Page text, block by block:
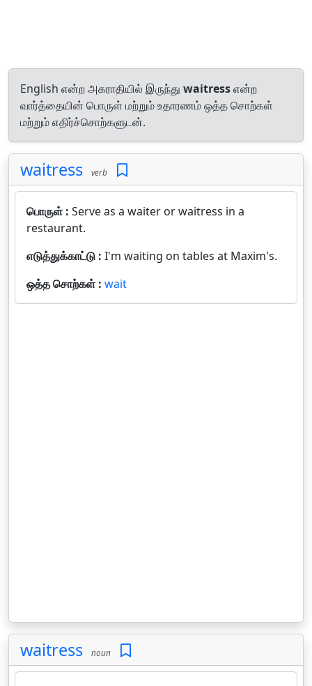
English என்ற அகராதியில் இருந்து waitressஎன்ற
வார்த்தையின் பொருள் மற்றும் உதாரணம் ஒத்த சொற்கள்
மற்றும் எதிர்ச்சொற்களுடன்.
waitress verb
பொருள் : Serve as a waiter or waitress in a
restaurant.
எடுத்துக்காட்டு : I'm waiting on tables at Maxim's.
ஒத்த சொற்கள் : wait
waitress noun